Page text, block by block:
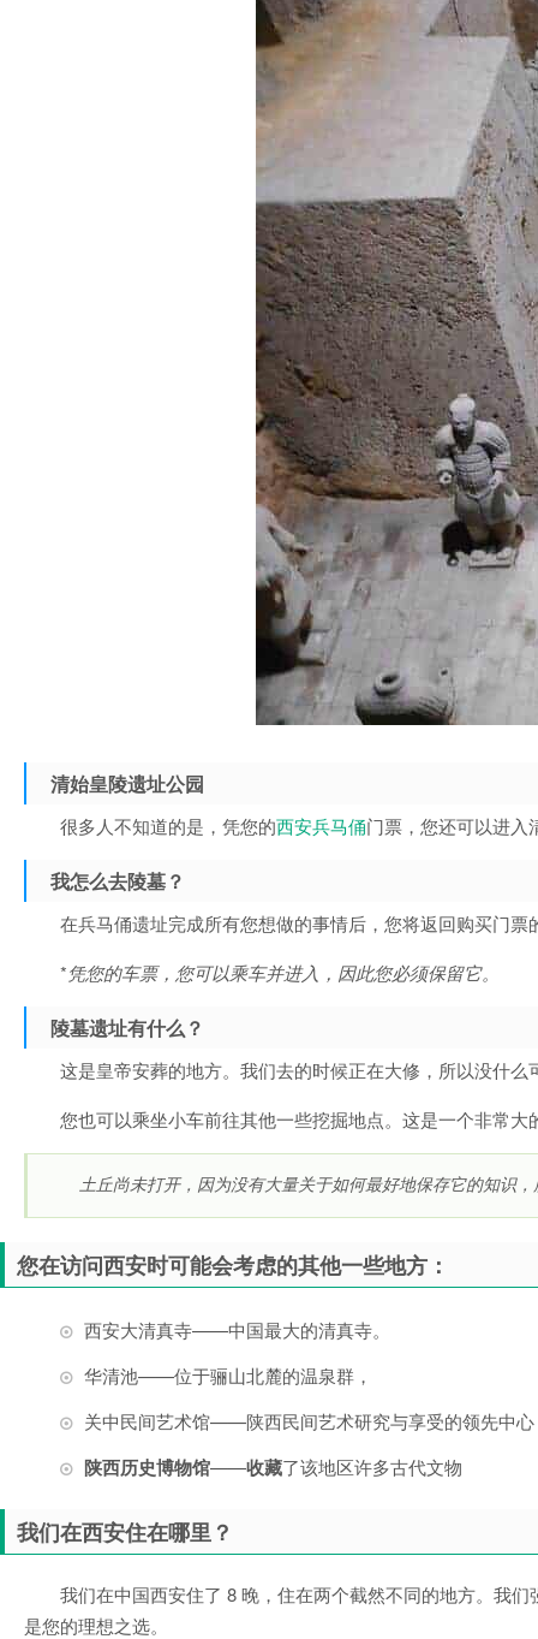
清始皇陵遗址公园
很多人不知道的是，凭您的西安兵马俑门票，您还可以进入
我怎么去陵墓？
在兵马俑遗址完成所有您想做的事情后，您将返回购买门
*凭您的车票，您可以乘车并进入，因此您必须保留它。
陵墓遗址有什么？
这是皇帝安葬的地方。我们去的时候正在大修，所以没什
您也可以乘坐小车前往其他一些挖掘地点。这是一个非常
土丘尚未打开，因为没有大量关于如何最好地保存它的知识
您在访问西安时可能会考虑的其他一些地方：
西安大清真寺——中国最大的清真寺。
华清池——位于骊山北麓的温泉群，
关中民间艺术馆——陕西民间艺术研究与享受的领先中心
陕西历史博物馆——收藏了该地区许多古代文物
我们在西安住在哪里？
我们在中国西安住了 8 晚，住在两个截然不同的地方。我
是您的理想之选。